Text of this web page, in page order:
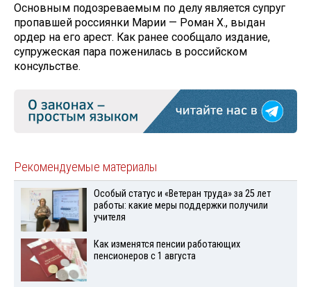
Основным подозреваемым по делу является супруг
пропавшей россиянки Марии — Роман Х., выдан
ордер на его арест. Как ранее сообщало издание,
супружеская пара поженилась в российском
консульстве.
Рекомендуемые материалы
Особый статус и «Ветеран труда» за 25 лет
работы: какие меры поддержки получили
учителя
Как изменятся пенсии работающих
пенсионеров с 1 августа